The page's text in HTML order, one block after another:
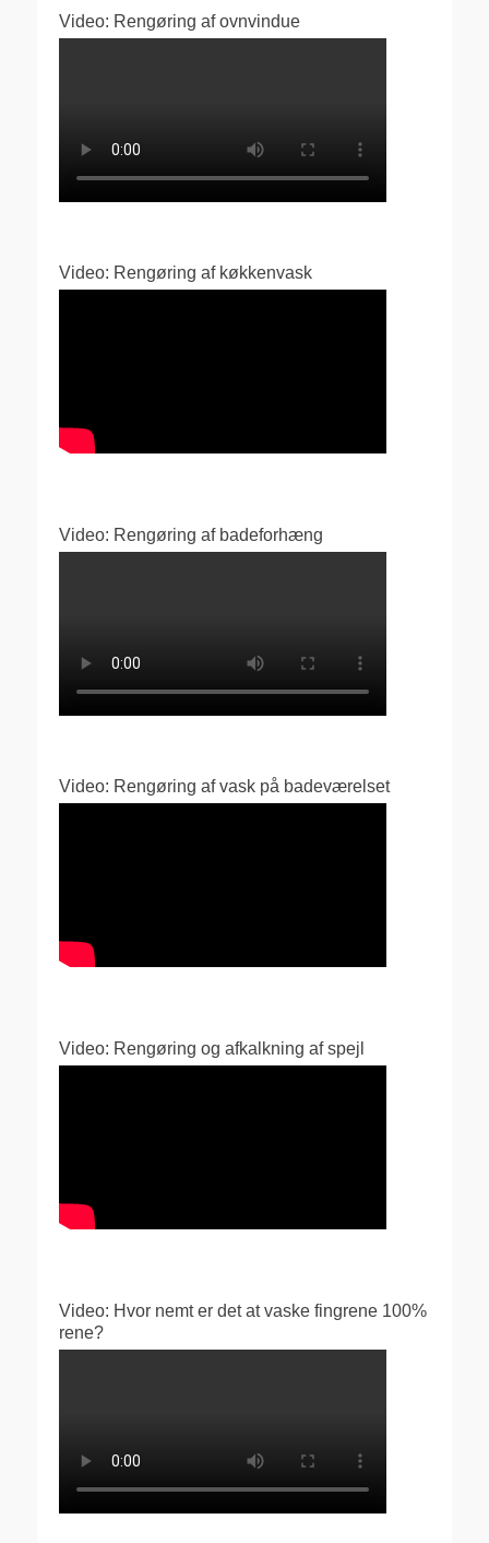
Video: Rengøring af ovnvindue
Video: Rengøring af køkkenvask
Video: Rengøring af badeforhæng
Video: Rengøring af vask på badeværelset
Video: Rengøring og afkalkning af spejl
Video: Hvor nemt er det at vaske fingrene 100%
rene?